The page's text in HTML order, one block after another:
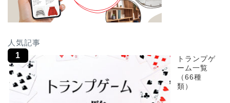
人気記事
トランプゲ
ーム一覧
（66種
類）